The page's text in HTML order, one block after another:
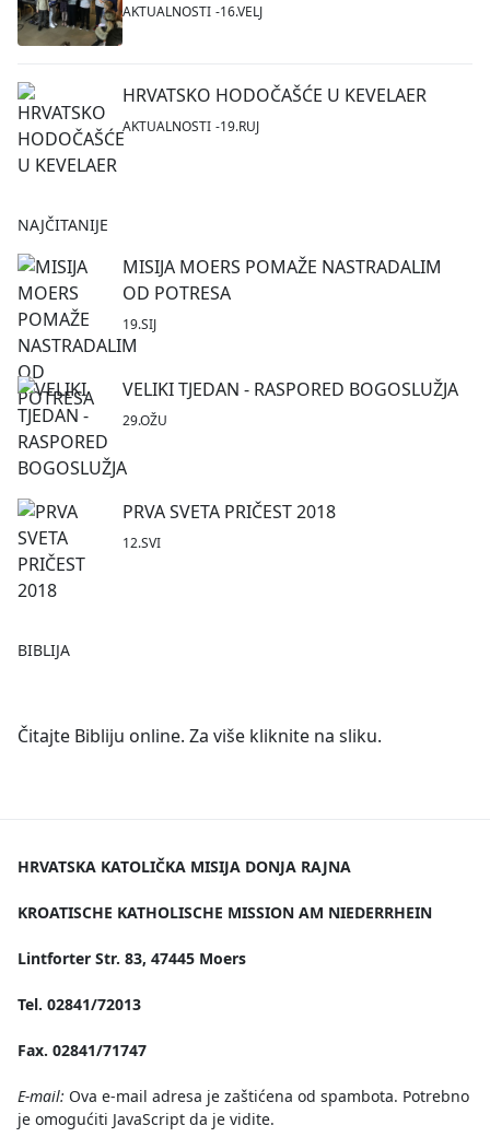
AKTUALNOSTI 16.VELJ
HRVATSKO HODOČAŠĆE U KEVELAER
AKTUALNOSTI 19.RUJ
NAJČITANIJE
MISIJA MOERS POMAŽE NASTRADALIM
OD POTRESA
19.SIJ
VELIKI TJEDAN - RASPORED BOGOSLUŽJA
29.OŽU
PRVA SVETA PRIČEST 2018
12.SVI
BIBLIJA
Čitajte Bibliju online. Za više kliknite na sliku.
HRVATSKA KATOLIČKA MISIJA DONJA RAJNA
KROATISCHE KATHOLISCHE MISSION AM NIEDERRHEIN
Lintforter Str. 83, 47445 Moers
Tel. 02841/72013
Fax. 02841/71747
E-mail: Ova e-mail adresa je zaštićena od spambota. Potrebno
je omogućiti JavaScript da je vidite.